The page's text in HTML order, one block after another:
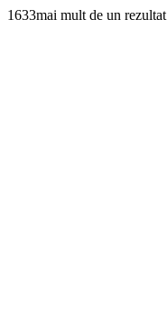
1633mai mult de un rezultat